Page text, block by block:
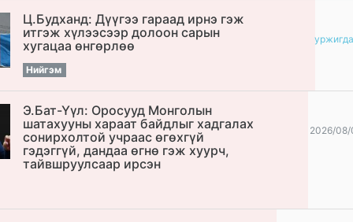
Ц.Будханд: Дүүгээ гараад ирнэ гэж
итгэж хүлээсээр долоон сарын
хугацаа өнгөрлөө
Нийгэм
Э.Бат-Үүл: Оросууд Монголын
шатахууны хараат байдлыг хадгалах
сонирхолтой учраас өгөхгүй
гэдэггүй, дандаа өгнө гэж хуурч,
тайвшруулсаар ирсэн
2026/08/